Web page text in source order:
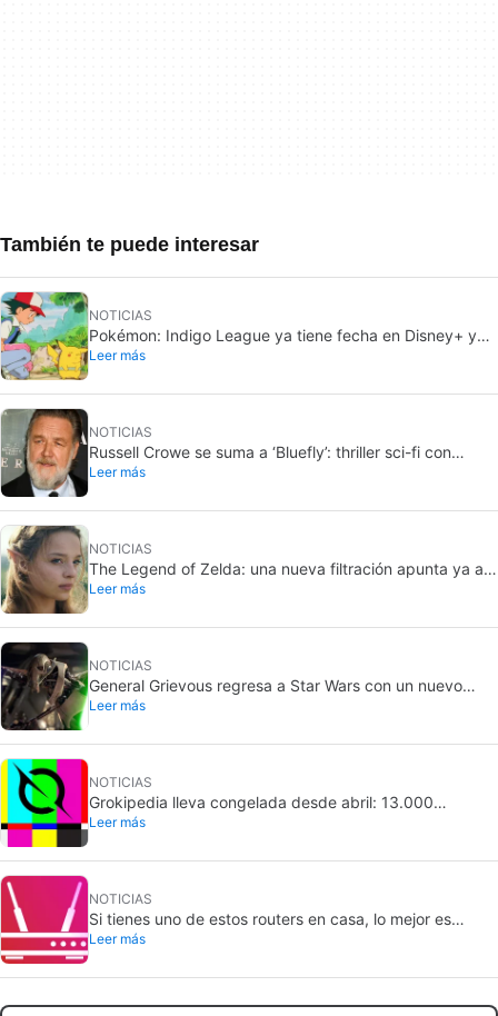
También te puede interesar
NOTICIAS
Pokémon: Indigo League ya tiene fecha en Disney+ y
Hulu: 7 de agosto de 2026
Leer más
NOTICIAS
Russell Crowe se suma a ‘Bluefly’: thriller sci-fi con
Priyanka Chopra Jonas
Leer más
NOTICIAS
The Legend of Zelda: una nueva filtración apunta ya a
su Ganondorf
Leer más
NOTICIAS
General Grievous regresa a Star Wars con un nuevo
cómic: llegará en 2026
Leer más
NOTICIAS
Grokipedia lleva congelada desde abril: 13.000
ediciones siguen atascadas
Leer más
NOTICIAS
Si tienes uno de estos routers en casa, lo mejor es
desconectarlo de inmediato
Leer más